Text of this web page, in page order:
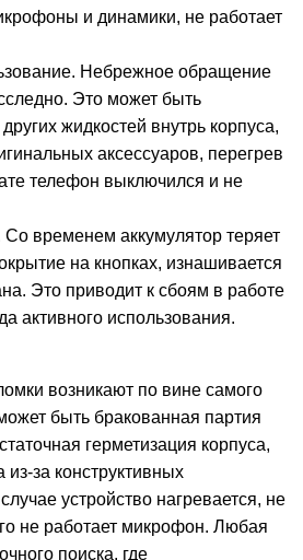
и динамики, не работает
Небрежное обращение
Это может быть
жидкостей внутрь корпуса,
аксессуаров, перегрев
телефон выключился и не
Со временем аккумулятор теряет
на кнопках, изнашивается
Это приводит к сбоям в работе
активного использования.
возникают по вине самого
быть бракованная партия
герметизация корпуса,
за конструктивных
устройство нагревается, не
не работает микрофон. Любая
поиска, где